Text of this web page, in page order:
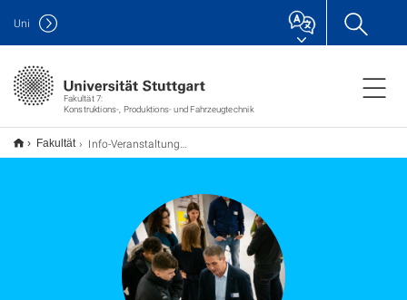
Fakultät 7:
Konstruktions-, Produktions- und Fahrzeugtechnik
Uni
Fakultät Info-Veranstaltung über die Masterstudiengänge am 03. Juni 2026